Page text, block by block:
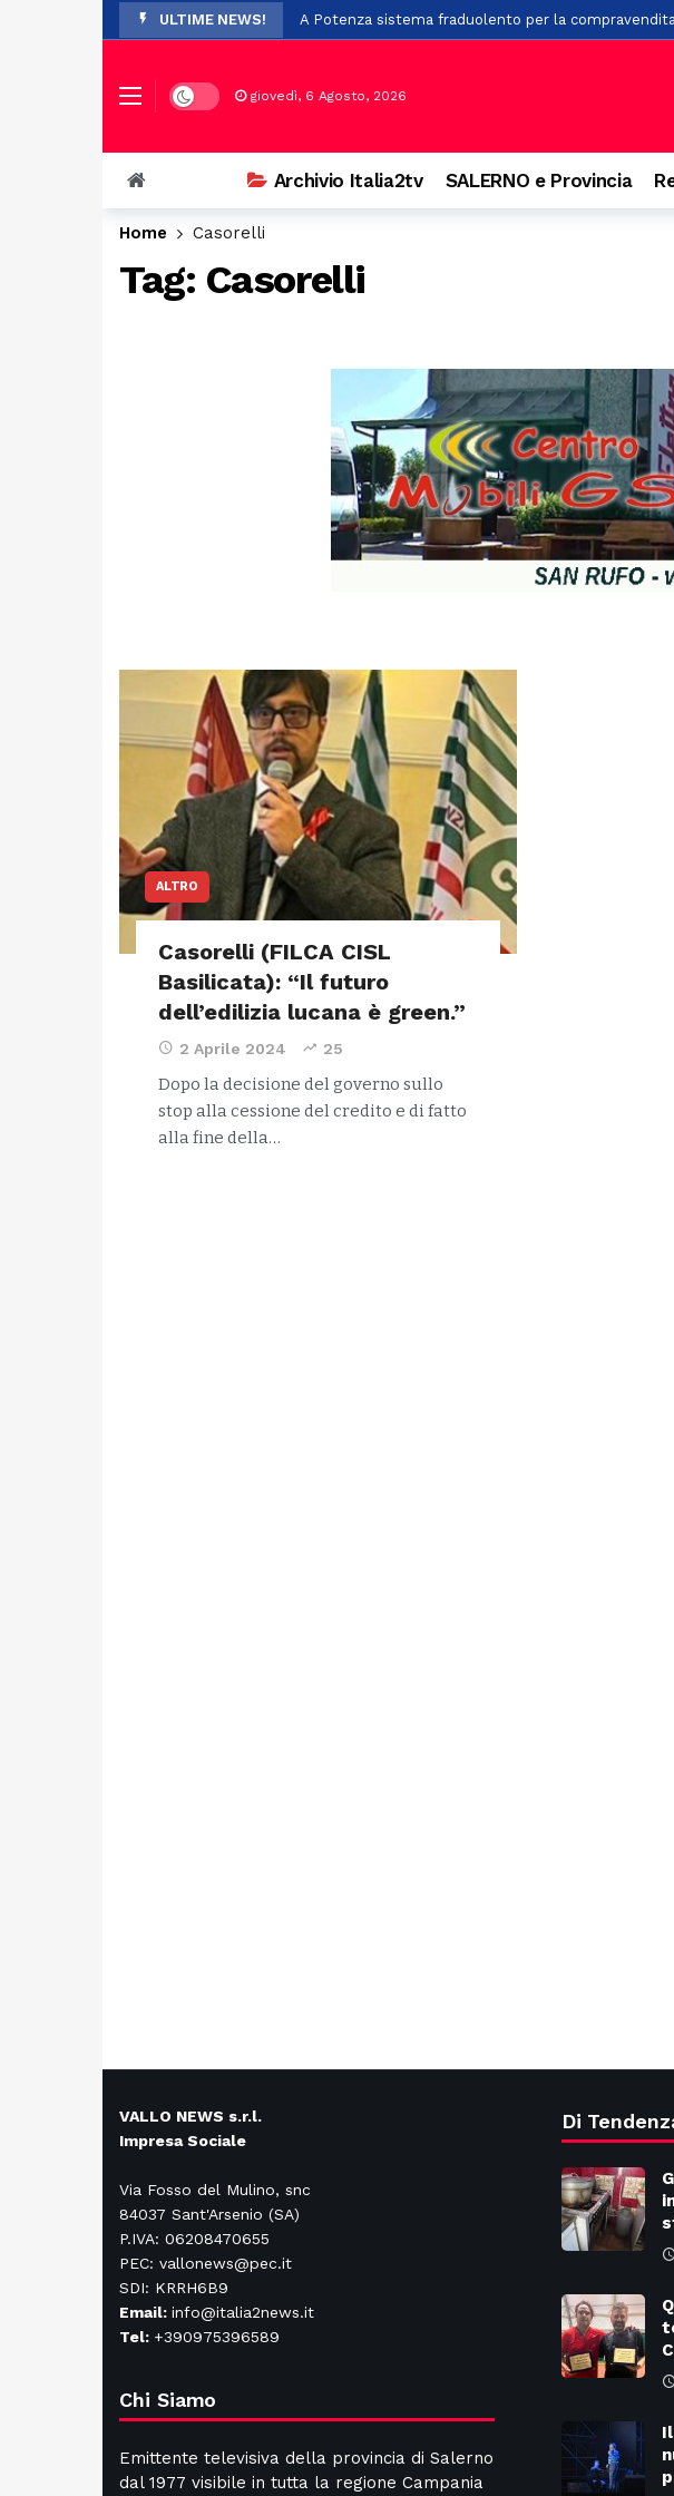
ULTIME NEWS! A Potenza sistema fraduolento per la
Cadavere trovato nel cortile di un palazzo a
Rigenerazione urbana, 47 milioni di euro in arrivo
Prosegue con successo l’ XI edizione del Premio
Piaggine rende omaggio al pensiero di Aldo Moro.
Il Certosa Village chiude con numeri da record,
Dark mode giovedì, 6 Agosto, 2026
Archivio Italia2tv SALERNO e Provincia
Home Casorelli
Tag: Casorelli
ALTRO
Casorelli (FILCA CISL
Basilicata): “Il futuro
dell’edilizia lucana è green.”
2 Aprile 2024 25
Dopo la decisione del governo sullo
stop alla cessione del credito e di fatto
alla fine della…
VALLO NEWS s.r.l.
Impresa Sociale
Via Fosso del Mulino, snc
84037 Sant'Arsenio (SA)
P.IVA: 06208470655
PEC: vallonews@pec.it
SDI: KRRH6B9
Email: info@italia2news.it
Tel: +390975396589
Chi Siamo
Emittente televisiva della provincia di Salerno
dal 1977 visibile in tutta la regione Campania
Di